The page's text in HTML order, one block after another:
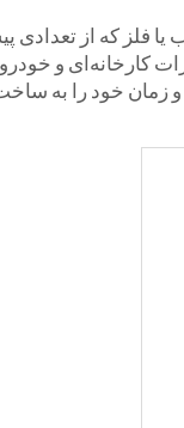
که از تعدادی
کارخانه‌ای و
و زمان خود را به